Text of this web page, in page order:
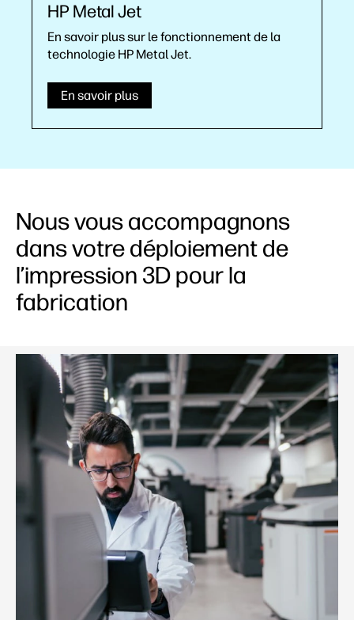
HP Metal Jet
En savoir plus sur le fonctionnement de la
technologie HP Metal Jet.
En savoir plus
Nous vous accompagnons
dans votre déploiement de
l’impression 3D pour la
fabrication